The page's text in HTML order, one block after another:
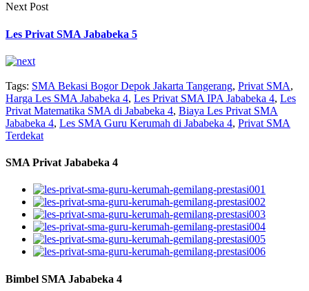
Next Post
Les Privat SMA Jababeka 5
Tags: SMA Bekasi Bogor Depok Jakarta Tangerang, Privat SMA,
Harga Les SMA Jababeka 4, Les Privat SMA IPA Jababeka 4, Les
Privat Matematika SMA di Jababeka 4, Biaya Les Privat SMA
Jababeka 4, Les SMA Guru Kerumah di Jababeka 4, Privat SMA
Terdekat
SMA Privat Jababeka 4
Bimbel SMA Jababeka 4